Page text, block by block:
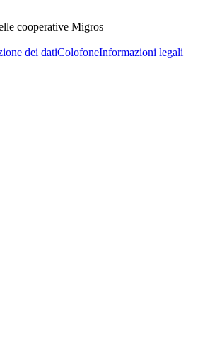
cooperative Migros
dei datiColofoneInformazioni legali